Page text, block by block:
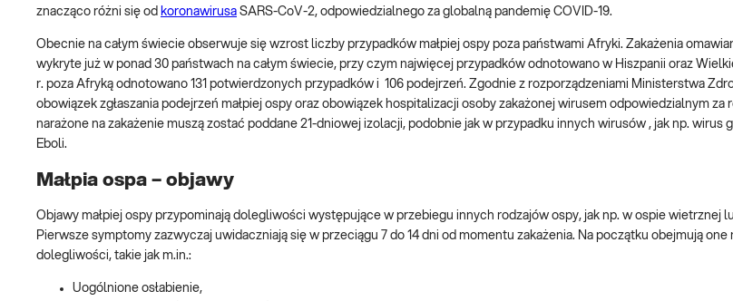
znacząco różni się od koronawirusa SARS-CoV-2, odpowiedzialnego za globalną pandemię COVID-19.
Obecnie na całym świecie obserwuje się wzrost liczby przypadków małpiej ospy poza państwami Afryki. Zakażenia
wykryte już w ponad 30 państwach na całym świecie, przy czym najwięcej przypadków odnotowano w Hiszpanii oraz
r. poza Afryką odnotowano 131 potwierdzonych przypadków i 106 podejrzeń. Zgodnie z rozporządzeniami Ministerstwa
obowiązek zgłaszania podejrzeń małpiej ospy oraz obowiązek hospitalizacji osoby zakażonej wirusem odpowiedzialnym za
narażone na zakażenie muszą zostać poddane 21-dniowej izolacji, podobnie jak w przypadku innych wirusów , jak np. wirus
Eboli.
Małpia ospa – objawy
Objawy małpiej ospy przypominają dolegliwości występujące w przebiegu innych rodzajów ospy, jak np. w ospie wietrznej
Pierwsze symptomy zazwyczaj uwidaczniają się w przeciągu 7 do 14 dni od momentu zakażenia. Na początku obejmują
dolegliwości, takie jak m.in.:
Uogólnione osłabienie,